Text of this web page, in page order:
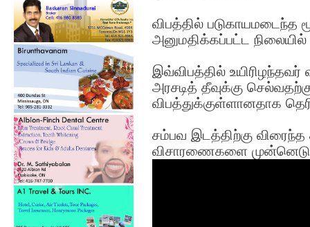
விபத்தில் படுகாயமடைந்த
அனுமதிக்கப்பட்ட நிலையில்
இவ்விபத்தில்
அரசடித் தீவுக்கு
விபத்துக்குள்ளானதாக
சம்பவ இடத்திற்கு விரைந்த
விசாரணைகளை